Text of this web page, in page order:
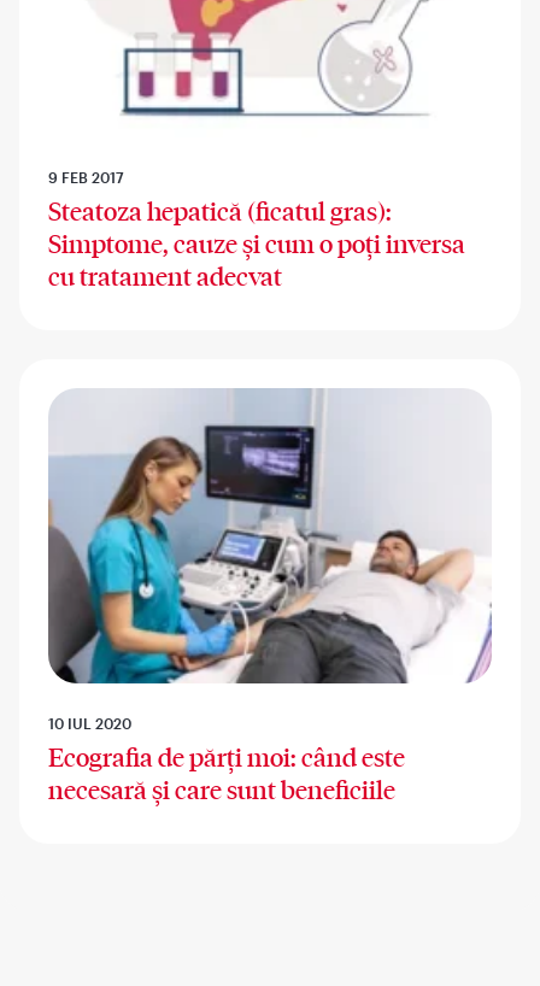
9 FEB 2017
Steatoza hepatică (ficatul gras):
Simptome, cauze și cum o poți inversa
cu tratament adecvat
10 IUL 2020
Ecografia de părți moi: când este
necesară și care sunt beneficiile